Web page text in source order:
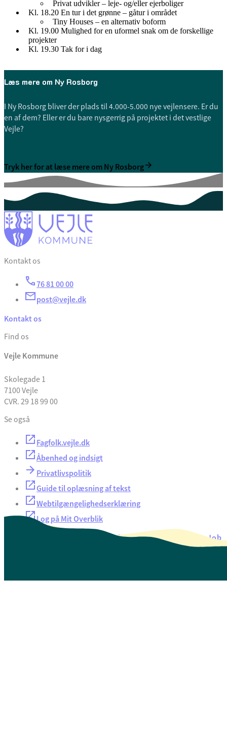
Privat udvikler – leje- og/eller ejerboliger
Kl. 18.20 En tur i det grønne – gåtur i området
Tiny Houses – en alternativ boform
Kl. 19.00 Mulighed for en uformel snak om de forskellige
projekter
Kl. 19.30 Tak for i dag
Læs mere om Ny Rosborg
I Ny Rosborg bliver der plads til 4.000-5.000 nye vejlensere. Er du
en af dem? Eller er du bare nysgerrig på projektet i det vestlige
Vejle?
Tryk her for at læse mere om Ny Rosborg
Kontakt os
76 81 00 00
post@vejle.dk
Kontakt os
Find os
Vejle Kommune
Skolegade 1
7100 Vejle
CVR. 29 18 99 00
Se også
Fagfolk.vejle.dk
Åbenhed og indsigt
Privatlivspolitik
Guide til oplæsning af tekst
Webtilgængelighedserklæring
Log på Mit Overblik
Oversigt over selvbetjeningJob